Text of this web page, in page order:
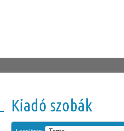
Kiadó szobák